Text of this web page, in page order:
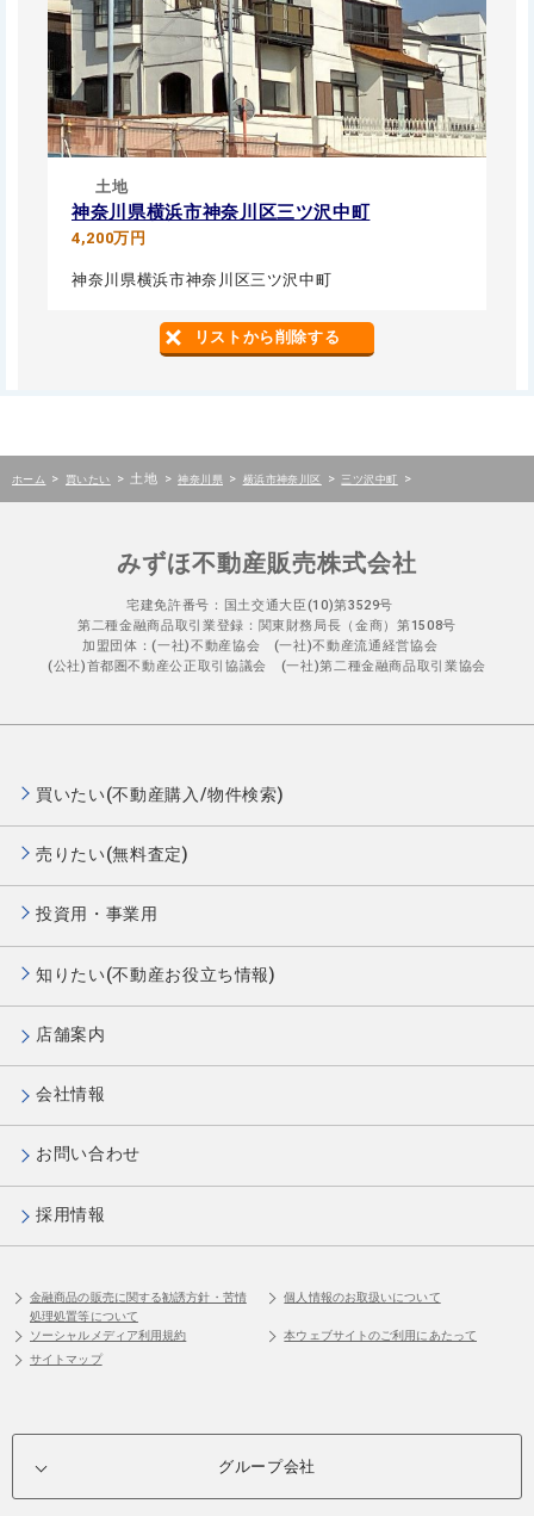
土地
神奈川県横浜市神奈川区三ツ沢中町
4,200万円
神奈川県横浜市神奈川区三ツ沢中町
リストから削除する
ホーム > 買いたい > 土地 > 神奈川県 > 横浜市神奈川区 > 三ツ沢中町 >
みずほ不動産販売株式会社
宅建免許番号：国土交通大臣(10)第3529号
第二種金融商品取引業登録：関東財務局長（金商）第1508号
加盟団体：(一社)不動産協会 (一社)不動産流通経営協会
(公社)首都圏不動産公正取引協議会 (一社)第二種金融商品取引業協会
買いたい(不動産購入/物件検索)
売りたい(無料査定)
投資用・事業用
知りたい(不動産お役立ち情報)
店舗案内
会社情報
お問い合わせ
採用情報
金融商品の販売に関する勧誘方針・苦情
処理処置等について
個人情報のお取扱いについて
ソーシャルメディア利用規約
本ウェブサイトのご利用にあたって
サイトマップ
グループ会社